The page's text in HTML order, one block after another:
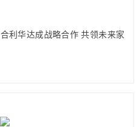
利华达成战略合作 共领未来家